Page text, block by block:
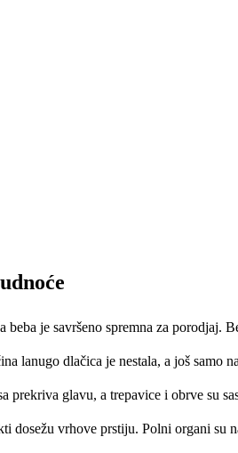
beba je savršeno spremna za porodjaj.
lanugo dlačica je nestala, a još samo
prekriva glavu, a trepavice i obrve su
dosežu vrhove prstiju. Polni organi su